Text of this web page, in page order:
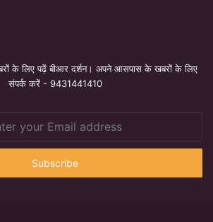
के लिए पढ़ें बीआर दर्शन। अपने आसपास के खबरों के लिए
संपर्क करें - 9431441410